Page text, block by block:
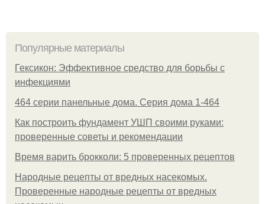
Популярные материалы
Гексикон: Эффективное средство для борьбы с
инфекциями
464 серии панельные дома. Серия дома 1-464
Как построить фундамент УШП своими руками:
проверенные советы и рекомендации
Время варить брокколи: 5 проверенных рецептов
Народные рецепты от вредных насекомых.
Проверенные народные рецепты от вредных